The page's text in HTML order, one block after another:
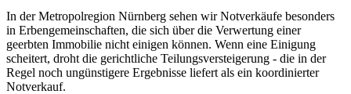
In der Metropolregion Nürnberg sehen wir Notverkäufe besonders
in Erbengemeinschaften, die sich über die Verwertung einer
geerbten Immobilie nicht einigen können. Wenn eine Einigung
scheitert, droht die gerichtliche Teilungsversteigerung - die in der
Regel noch ungünstigere Ergebnisse liefert als ein koordinierter
Notverkauf.